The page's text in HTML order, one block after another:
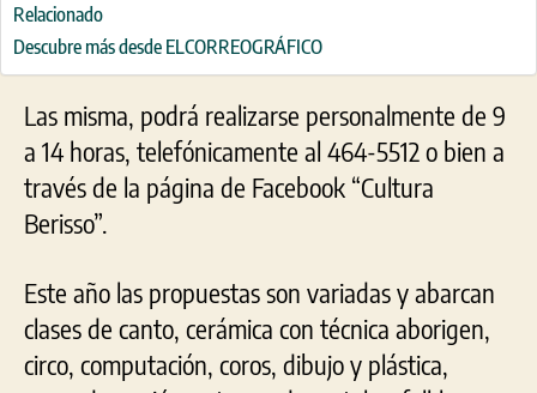
Relacionado
Descubre más desde ELCORREOGRÁFICO
Las misma, podrá realizarse personalmente de 9
a 14 horas, telefónicamente al 464-5512 o bien a
través de la página de Facebook “Cultura
Berisso”.
Este año las propuestas son variadas y abarcan
clases de canto, cerámica con técnica aborigen,
circo, computación, coros, dibujo y plástica,